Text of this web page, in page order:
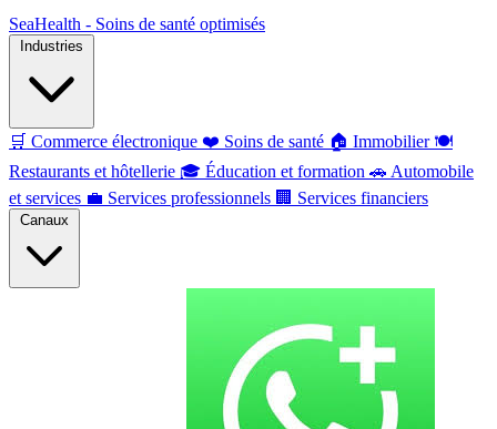
SeaHealth - Soins de santé optimisés
🛒 Commerce électronique ❤️ Soins de santé 🏠 Immobilier 🍽️
Restaurants et hôtellerie 🎓 Éducation et formation 🚗 Automobile
et services 💼 Services professionnels 🏢 Services financiers